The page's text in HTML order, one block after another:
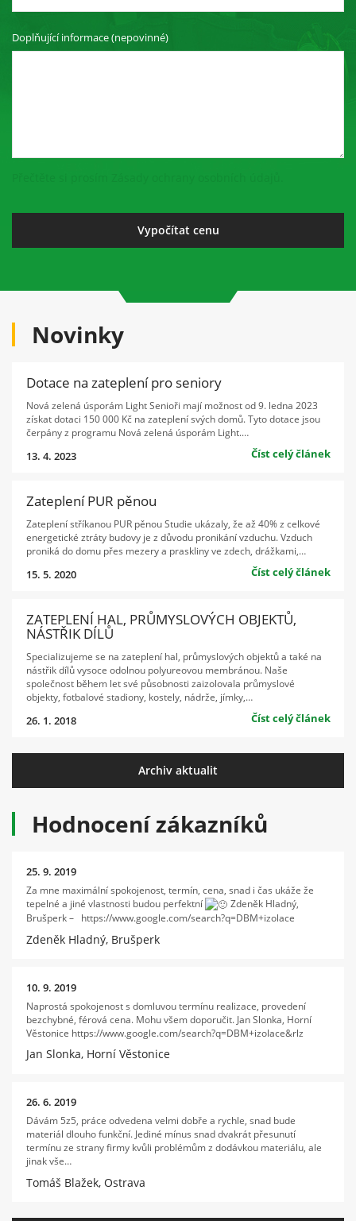
Doplňující informace (nepovinné)
Novinky
Dotace na zateplení pro seniory
Nová zelená úsporám Light Senioři mají možnost od 9. ledna 2023
získat dotaci 150 000 Kč na zateplení svých domů. Tyto dotace jsou
čerpány z programu Nová zelená úsporám Light.…
13. 4. 2023 Číst celý článek
Zateplení PUR pěnou
Zateplení stříkanou PUR pěnou Studie ukázaly, že až 40% z celkové
energetické ztráty budovy je z důvodu pronikání vzduchu. Vzduch
proniká do domu přes mezery a praskliny ve zdech, drážkami,…
15. 5. 2020 Číst celý článek
ZATEPLENÍ HAL, PRŮMYSLOVÝCH OBJEKTŮ,
NÁSTŘIK DÍLŮ
Specializujeme se na zateplení hal, průmyslových objektů a také na
nástřik dílů vysoce odolnou polyureovou membránou. Naše
společnost během let své působnosti zaizolovala průmyslové
objekty, fotbalové stadiony, kostely, nádrže, jímky,…
26. 1. 2018 Číst celý článek
Archiv aktualit
Hodnocení zákazníků
25. 9. 2019
Za mne maximální spokojenost, termín, cena, snad i čas ukáže že
tepelné a jiné vlastnosti budou perfektní
Zdeněk Hladný,
Brušperk – https://www.google.com/search?q=DBM+izolace
Zdeněk Hladný, Brušperk
10. 9. 2019
Naprostá spokojenost s domluvou termínu realizace, provedení
bezchybné, férová cena. Mohu všem doporučit. Jan Slonka, Horní
Věstonice https://www.google.com/search?q=DBM+izolace&rlz
Jan Slonka, Horní Věstonice
26. 6. 2019
Dávám 5z5, práce odvedena velmi dobře a rychle, snad bude
materiál dlouho funkční. Jediné mínus snad dvakrát přesunutí
termínu ze strany firmy kvůli problémům z dodávkou materiálu, ale
jinak vše…
Tomáš Blažek, Ostrava